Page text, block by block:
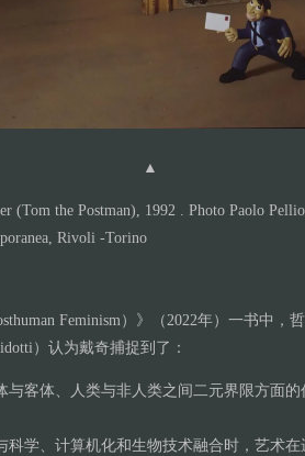
▲
(Tom the Postman), 1992 . Photo Paolo
Rivoli -Torino
Feminism）》（2022年）一书中，
）认为戴奇捕捉到了：
与客体、人类与非人类之间二元界限方面
科学、计算机化和生物技术融合时，艺术在